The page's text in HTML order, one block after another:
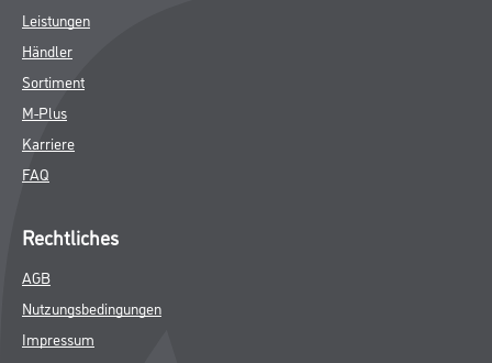
Leistungen
Händler
Sortiment
M-Plus
Karriere
FAQ
Rechtliches
AGB
Nutzungsbedingungen
Impressum